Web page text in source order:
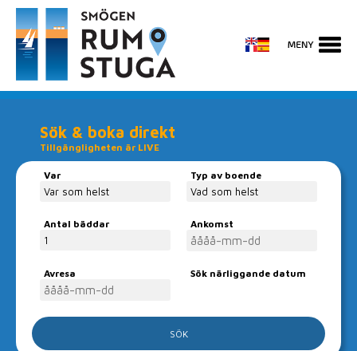
Sök & boka direkt
Tillgängligheten är LIVE
Var Typ av boende
Antal bäddar Ankomst
Avresa Sök närliggande datum